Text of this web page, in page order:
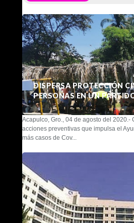
DISPERSA PROTECCIÓN
PERSONAS EN UN
Acapulco, Gro., 04 de agosto del 2020.-
acciones preventivas que impulsa el
más casos de Cov...